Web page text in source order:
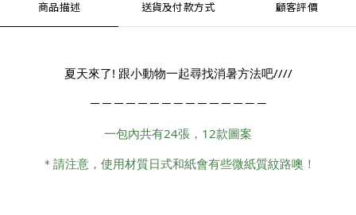
商品描述 送貨及付款方式 顧客評價
夏天來了! 跟小動物一起尋找消暑方法吧////
－－－－－－－－－－－－－－－
一包內共有24張，12款圖案
＊請注意，使用材質日式和紙會有些微紙質紋路噢！